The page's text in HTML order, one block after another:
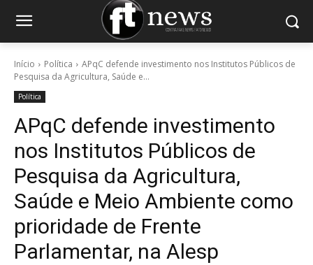
Início Política
APqC defende investimento nos Institutos Públicos de
Pesquisa da Agricultura, Saúde e...
Política
APqC defende investimento
nos Institutos Públicos de
Pesquisa da Agricultura,
Saúde e Meio Ambiente como
prioridade de Frente
Parlamentar, na Alesp